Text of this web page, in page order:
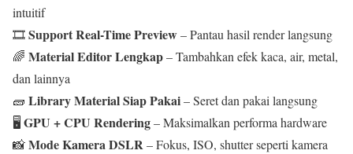
intuitif
🎞️Support Real-Time Preview– Pantau hasil render langsung
🌈 Material Editor Lengkap– Tambahkan efek kaca, air, metal,
dan lainnya
🧱 Library Material Siap Pakai– Seret dan pakai langsung
🖥️GPU + CPU Rendering– Maksimalkan performa hardware
📸Mode Kamera DSLR– Fokus, ISO, shutter seperti kamera